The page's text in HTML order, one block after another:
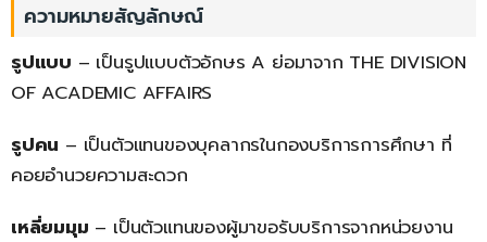
ความหมายสัญลักษณ์
รูปแบบ – เป็นรูปแบบตัวอักษร A ย่อมาจาก THE DIVISION
OF ACADEMIC AFFAIRS
รูปคน – เป็นตัวแทนของบุคลากรในกองบริการการศึกษา ที่
คอยอำนวยความสะดวก
เหลี่ยมมุม – เป็นตัวแทนของผู้มาขอรับบริการจากหน่วยงาน